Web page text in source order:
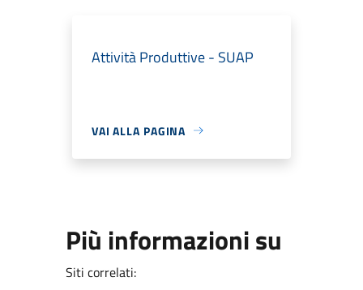
Attività Produttive - SUAP
VAI ALLA PAGINA
Più informazioni su
Siti correlati: